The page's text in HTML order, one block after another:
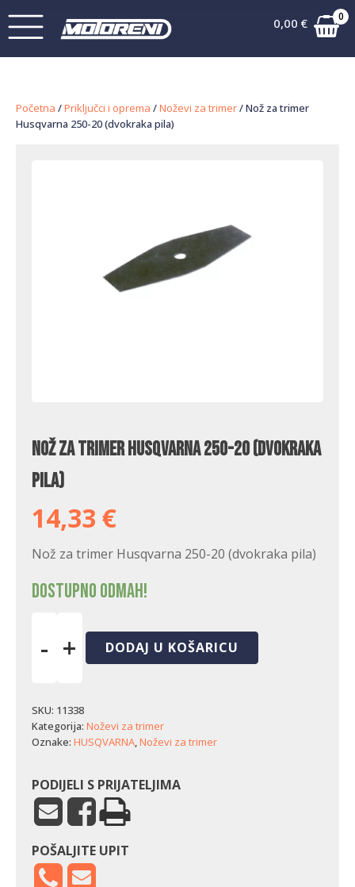
0,00 € 0
Početna /Priključci i oprema /Noževi za trimer/ Nož za trimer
Husqvarna 250-20 (dvokraka pila)
Nož za trimer Husqvarna 250-20 (dvokraka
pila)
14,33 €
Nož za trimer Husqvarna 250-20 (dvokraka pila)
Dostupno odmah!
-
Husqvarna
250-
20
količina
+ DODAJ U KOŠARICU
SKU: 11338
Kategorija: Noževi za trimer
Oznake: HUSQVARNA,Noževi za trimer
PODIJELI S PRIJATELJIMA
POŠALJITE UPIT